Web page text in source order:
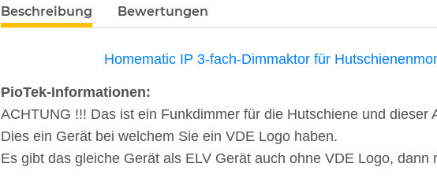
Beschreibung Bewertungen
Homematic IP 3-fach-Dimmaktor für
PioTek-Informationen:
ACHTUNG !!! Das ist ein Funkdimmer für die Hutschiene und dieser
Dies ein Gerät bei welchem Sie ein VDE Logo haben.
Es gibt das gleiche Gerät als ELV Gerät auch ohne VDE Logo, dann